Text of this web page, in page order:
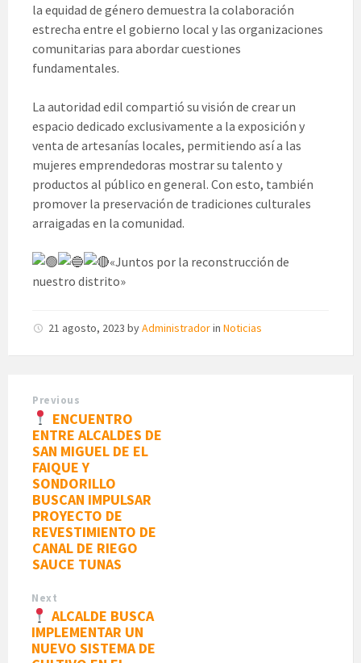
la equidad de género demuestra la colaboración
estrecha entre el gobierno local y las organizaciones
comunitarias para abordar cuestiones
fundamentales.
La autoridad edil compartió su visión de crear un
espacio dedicado exclusivamente a la exposición y
venta de artesanías locales, permitiendo así a las
mujeres emprendedoras mostrar su talento y
productos al público en general. Con esto, también
promover la preservación de tradiciones culturales
arraigadas en la comunidad.
«Juntos por la reconstrucción de
nuestro distrito»
21 agosto, 2023 byAdministradorin Noticias
Previous
ENCUENTRO
ENTRE ALCALDES DE
SAN MIGUEL DE EL
FAIQUE Y
SONDORILLO
BUSCAN IMPULSAR
PROYECTO DE
REVESTIMIENTO DE
CANAL DE RIEGO
SAUCE TUNAS
Next
ALCALDE BUSCA
IMPLEMENTAR UN
NUEVO SISTEMA DE